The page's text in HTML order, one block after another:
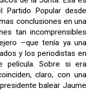
Partido Popular desde
conclusiones en una
tan incomprensibles
–que tenía ya una
y los periodistas en
película. Sobre si era
claro, con una
balear Jaume